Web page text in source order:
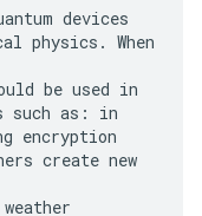
devices
physics. When
be used in
such as: in
encryption
create new